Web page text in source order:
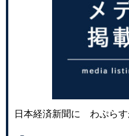
日本経済新聞に わぷらす